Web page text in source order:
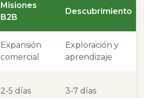
Misiones
B2B
Descubrimiento
Expansión
comercial
Exploración y
aprendizaje
2-5 días 3-7 días